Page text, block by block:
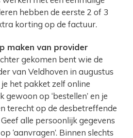
hebben de eerste 2 of 3
korting op de factuur.
maken van provider
gekomen bent wie de
van Veldhoven in augustus
het pakket zelf online
gewoon op ‘bestellen’ en je
terecht op de desbetreffende
alle persoonlijk gegevens
‘aanvragen’. Binnen slechts